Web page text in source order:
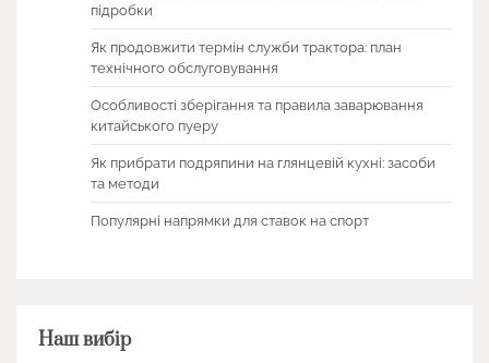
підробки
Як продовжити термін служби трактора: план
технічного обслуговування
Особливості зберігання та правила заварювання
китайського пуеру
Як прибрати подряпини на глянцевій кухні: засоби
та методи
Популярні напрямки для ставок на спорт
Наш вибір